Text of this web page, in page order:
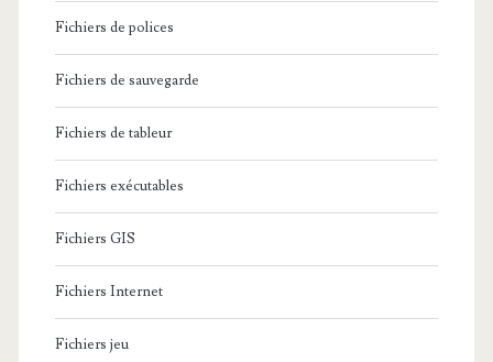
Fichiers de polices
Fichiers de sauvegarde
Fichiers de tableur
Fichiers exécutables
Fichiers GIS
Fichiers Internet
Fichiers jeu